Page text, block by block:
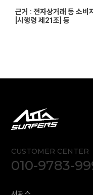
근거 : 전자상거래 등 소비
[시행령 제21조] 등
CUSTOMER CENTER
010-9783-
서퍼스